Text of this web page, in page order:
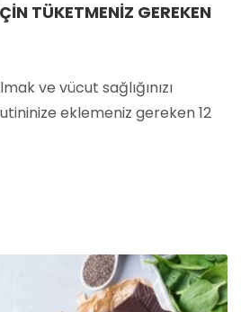
TÜKETMENIZ GEREKEN
ve vücut sağlığınızı
eklemeniz gereken 12